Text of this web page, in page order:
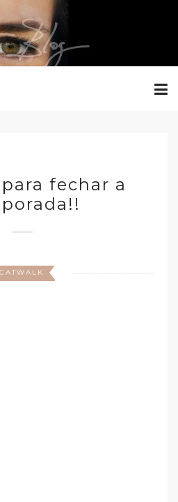
fechar a
CATWALK